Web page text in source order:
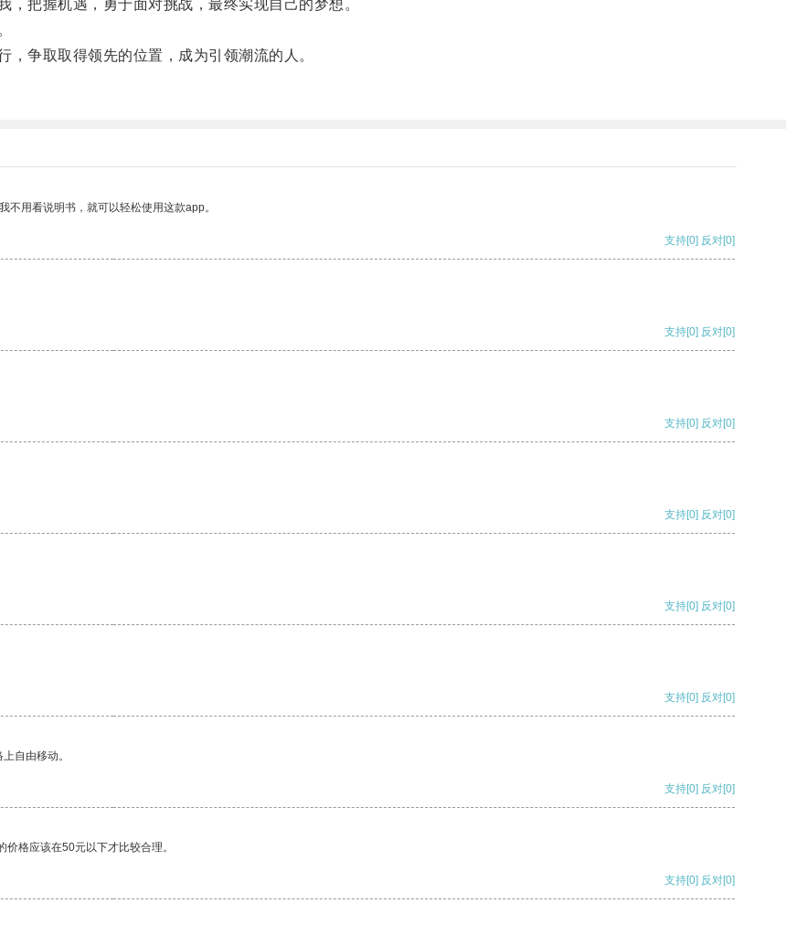
把握机遇，勇于面对挑战，最终实现自己的梦想。
争取取得领先的位置，成为引领潮流的人。
用看说明书，就可以轻松使用这款app。
支持[0] 反对[0]
支持[0] 反对[0]
支持[0] 反对[0]
支持[0] 反对[0]
支持[0] 反对[0]
支持[0] 反对[0]
自由移动。
支持[0] 反对[0]
格应该在50元以下才比较合理。
支持[0] 反对[0]